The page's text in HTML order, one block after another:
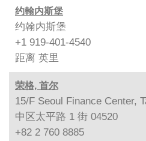
约翰内斯堡
约翰内斯堡
+1 919-401-4540
距离 英里
荣格, 首尔
15/F Seoul Finance Center,
中区太平路 1 街 04520
+82 2 760 8885